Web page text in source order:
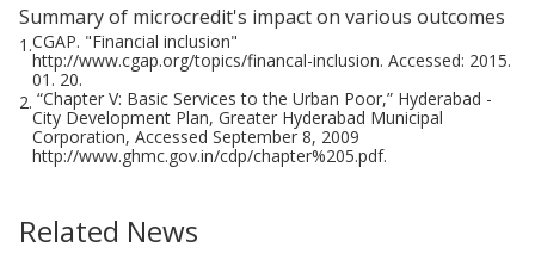
Summary of microcredit's impact on various outcomes
1.CGAP. "Financial inclusion"
http://www.cgap.org/topics/financal-inclusion. Accessed: 2015.
01. 20.
2. “Chapter V: Basic Services to the Urban Poor,” Hyderabad -
City Development Plan, Greater Hyderabad Municipal
Corporation, Accessed September 8, 2009
http://www.ghmc.gov.in/cdp/chapter%205.pdf.
Related News